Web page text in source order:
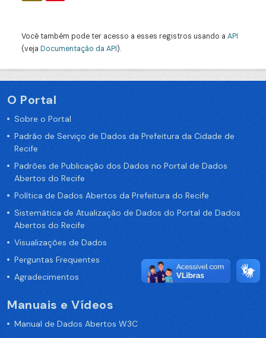
Você também pode ter acesso a esses registros usando a API
(veja Documentação da API).
O Portal
Sobre o Portal
Padrão de Serviço de Dados da Prefeitura da Cidade de
Recife
Padrões de Publicação dos Dados no Portal de Dados
Abertos do Recife
Política de Dados Abertos da Prefeitura do Recife
Sistemática de Atualização de Dados do Portal de Dados
Abertos do Recife
Visualizações de Dados
Perguntas Frequentes
Agradecimentos
Manuais e Vídeos
Manual de Dados Abertos W3C